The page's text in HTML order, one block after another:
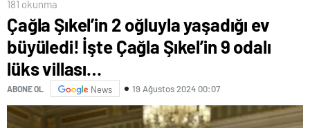
181 okunma
Çağla Şıkel’in 2 oğluyla yaşadığı ev
büyüledi! İşte Çağla Şıkel’in 9 odalı
lüks villası…
ABONE OL News 19 Ağustos 2024 00:07